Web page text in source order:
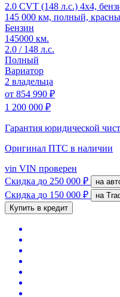
2.0 CVT (148 л.с.) 4x4,
145 000 км, полный,
Бензин
145000 км.
2.0 / 148 л.с.
Полный
Вариатор
2 владельца
от 854 990 ₽
1 200 000 ₽
Гарантия юридической
Оригинал ПТС в наличии
vin VIN проверен
Скидка до 250 000 ₽ на
Скидка до 150 000 ₽
на
Купить в кредит